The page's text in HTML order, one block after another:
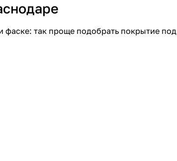
фаске: так проще подобрать покрытие